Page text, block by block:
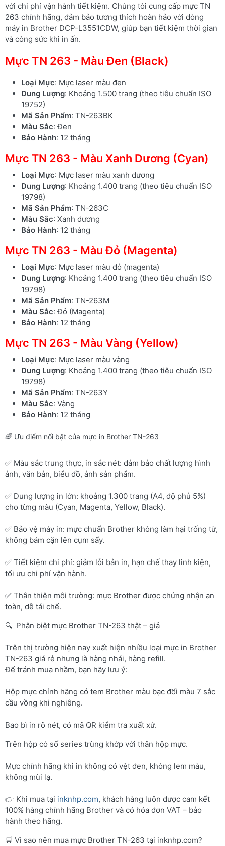
với chi phí vận hành tiết kiệm. Chúng tôi cung cấp mực TN
263 chính hãng, đảm bảo tương thích hoàn hảo với dòng
máy in Brother DCP-L3551CDW, giúp bạn tiết kiệm thời gian
và công sức khi in ấn.
Mực TN 263 - Màu Đen (Black)
Loại Mực: Mực laser màu đen
Dung Lượng: Khoảng 1.500 trang (theo tiêu chuẩn ISO
19752)
Mã Sản Phẩm: TN-263BK
Màu Sắc: Đen
Bảo Hành: 12 tháng
Mực TN 263 - Màu Xanh Dương (Cyan)
Loại Mực: Mực laser màu xanh dương
Dung Lượng: Khoảng 1.400 trang (theo tiêu chuẩn ISO
19798)
Mã Sản Phẩm: TN-263C
Màu Sắc: Xanh dương
Bảo Hành: 12 tháng
Mực TN 263 - Màu Đỏ (Magenta)
Loại Mực: Mực laser màu đỏ (magenta)
Dung Lượng: Khoảng 1.400 trang (theo tiêu chuẩn ISO
19798)
Mã Sản Phẩm: TN-263M
Màu Sắc: Đỏ (Magenta)
Bảo Hành: 12 tháng
Mực TN 263 - Màu Vàng (Yellow)
Loại Mực: Mực laser màu vàng
Dung Lượng: Khoảng 1.400 trang (theo tiêu chuẩn ISO
19798)
Mã Sản Phẩm: TN-263Y
Màu Sắc: Vàng
Bảo Hành: 12 tháng
🌈 Ưu điểm nổi bật của mực in Brother TN-263
✅ Màu sắc trung thực, in sắc nét: đảm bảo chất lượng hình
ảnh, văn bản, biểu đồ, ảnh sản phẩm.
✅ Dung lượng in lớn: khoảng 1.300 trang (A4, độ phủ 5%)
cho từng màu (Cyan, Magenta, Yellow, Black).
✅ Bảo vệ máy in: mực chuẩn Brother không làm hại trống từ,
không bám cặn lên cụm sấy.
✅ Tiết kiệm chi phí: giảm lỗi bản in, hạn chế thay linh kiện,
tối ưu chi phí vận hành.
✅ Thân thiện môi trường: mực Brother được chứng nhận an
toàn, dễ tái chế.
🔍 Phân biệt mực Brother TN-263 thật – giả
Trên thị trường hiện nay xuất hiện nhiều loại mực in Brother
TN-263 giá rẻ nhưng là hàng nhái, hàng refill.
Để tránh mua nhầm, bạn hãy lưu ý:
Hộp mực chính hãng có tem Brother màu bạc đổi màu 7 sắc
cầu vồng khi nghiêng.
Bao bì in rõ nét, có mã QR kiểm tra xuất xứ.
Trên hộp có số series trùng khớp với thân hộp mực.
Mực chính hãng khi in không có vệt đen, không lem màu,
không mùi lạ.
👉 Khi mua tại inknhp.com, khách hàng luôn được cam kết
100% hàng chính hãng Brother và có hóa đơn VAT – bảo
hành theo hãng.
🛒 Vì sao nên mua mực Brother TN-263 tại inknhp.com?